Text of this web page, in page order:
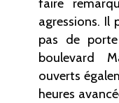
faire
agressions. Il
pas de
boulevard
ouverts
heures